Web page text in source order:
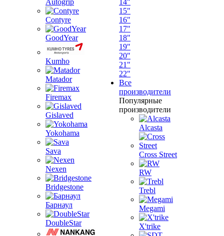
Autogrip
Contyre
GoodYear
Kumho
Matador
Firemax
Gislaved
Yokohama
Sava
Nexen
Bridgestone
Барнаул
DoubleStar
14"
15"
16"
17"
18"
19"
20"
21"
22"
Все
производители
Популярные
производители
Alcasta
Cross Street
RW
Trebl
Megami
X'trike